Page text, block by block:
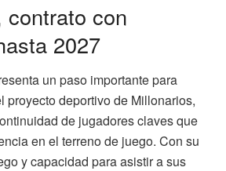
contrato con
2027
un paso importante para
proyecto deportivo de Millonarios,
de jugadores claves que
en el terreno de juego. Con su
y capacidad para asistir a sus